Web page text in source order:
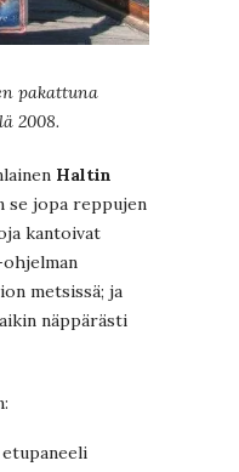
pakattuna
2008.
Haltin
se jopa reppujen
kantoivat
metsissä; ja
näppärästi